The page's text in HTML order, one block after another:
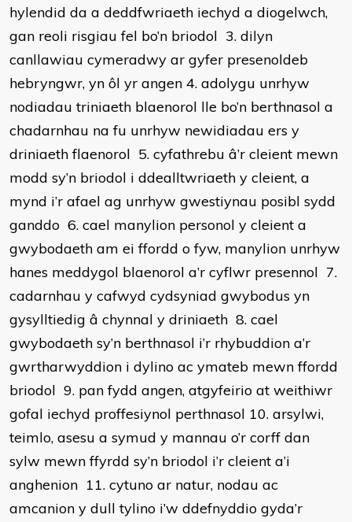
hylendid da a deddfwriaeth iechyd a diogelwch,
gan reoli risgiau fel bo’n briodol 3. dilyn
canllawiau cymeradwy ar gyfer presenoldeb
hebryngwr, yn ôl yr angen 4. adolygu unrhyw
nodiadau triniaeth blaenorol lle bo’n berthnasol a
chadarnhau na fu unrhyw newidiadau ers y
driniaeth flaenorol 5. cyfathrebu â’r cleient mewn
modd sy’n briodol i ddealltwriaeth y cleient, a
mynd i’r afael ag unrhyw gwestiynau posibl sydd
ganddo 6. cael manylion personol y cleient a
gwybodaeth am ei ffordd o fyw, manylion unrhyw
hanes meddygol blaenorol a’r cyflwr presennol 7.
cadarnhau y cafwyd cydsyniad gwybodus yn
gysylltiedig â chynnal y driniaeth 8. cael
gwybodaeth sy’n berthnasol i’r rhybuddion a’r
gwrtharwyddion i dylino ac ymateb mewn ffordd
briodol 9. pan fydd angen, atgyfeirio at weithiwr
gofal iechyd proffesiynol perthnasol 10. arsylwi,
teimlo, asesu a symud y mannau o’r corff dan
sylw mewn ffyrdd sy’n briodol i’r cleient a’i
anghenion 11. cytuno ar natur, nodau ac
amcanion y dull tylino i’w ddefnyddio gyda’r